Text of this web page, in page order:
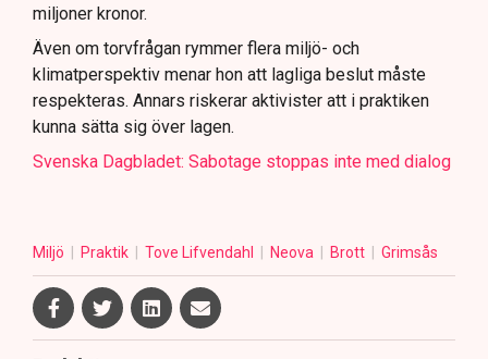
miljoner kronor.
Även om torvfrågan rymmer flera miljö- och
klimatperspektiv menar hon att lagliga beslut måste
respekteras. Annars riskerar aktivister att i praktiken
kunna sätta sig över lagen.
Svenska Dagbladet: Sabotage stoppas inte med dialog
Miljö Praktik Tove Lifvendahl Neova Brott Grimsås